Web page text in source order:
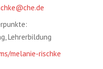
Lehrerbildung
melanie-rischke